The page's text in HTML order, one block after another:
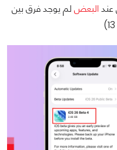
البعض لم يوجد فرق بين